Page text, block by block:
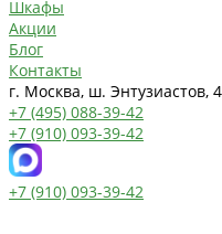
Шкафы
Акции
Блог
Контакты
г. Москва, ш. Энтузиастов,
+7 (495) 088-39-42
+7 (910) 093-39-42
+7 (910) 093-39-42